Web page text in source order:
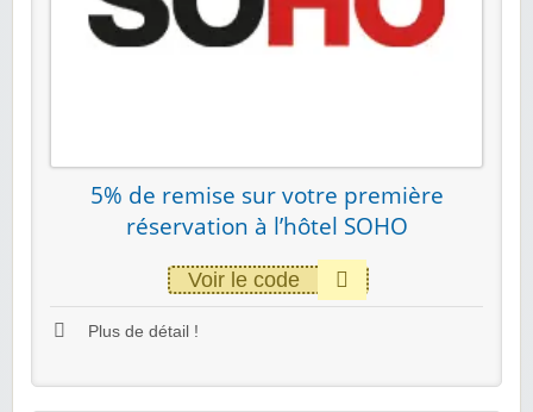
5% de remise sur votre première
réservation à l’hôtel SOHO
Voir le code
Plus de détail !